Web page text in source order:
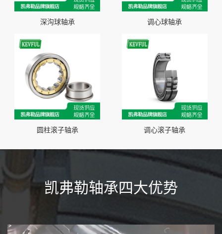
深沟球轴承 调心球轴承
圆柱滚子轴承 调心滚子轴承
凯弗勒轴承四大优势